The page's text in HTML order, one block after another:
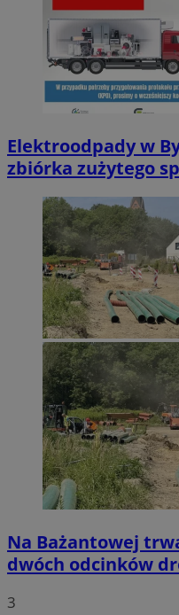
Elektroodpady w
zbiórka zużytego
Na Bażantowej
dwóch odcinków
3